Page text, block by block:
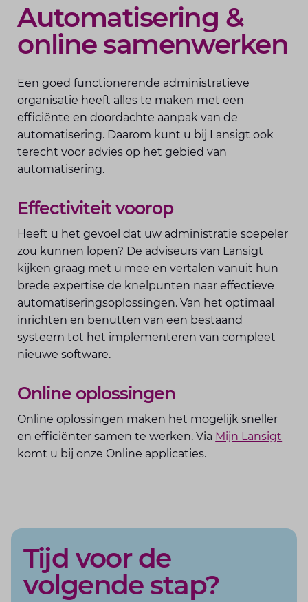
Automatisering &
online samenwerken
Een goed functionerende administratieve
organisatie heeft alles te maken met een
efficiënte en doordachte aanpak van de
automatisering. Daarom kunt u bij Lansigt ook
terecht voor advies op het gebied van
automatisering.
Effectiviteit voorop
Heeft u het gevoel dat uw administratie soepeler
zou kunnen lopen? De adviseurs van Lansigt
kijken graag met u mee en vertalen vanuit hun
brede expertise de knelpunten naar effectieve
automatiseringsoplossingen. Van het optimaal
inrichten en benutten van een bestaand
systeem tot het implementeren van compleet
nieuwe software.
Online oplossingen
Online oplossingen maken het mogelijk sneller
en efficiënter samen te werken. Via Mijn Lansigt
komt u bij onze Online applicaties.
Tijd voor de
volgende stap?